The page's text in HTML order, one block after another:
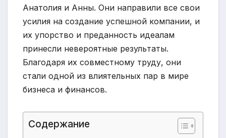
Анатолия и Анны. Они направили все свои
усилия на создание успешной компании, и
их упорство и преданность идеалам
принесли невероятные результаты.
Благодаря их совместному труду, они
стали одной из влиятельных пар в мире
бизнеса и финансов.
Содержание